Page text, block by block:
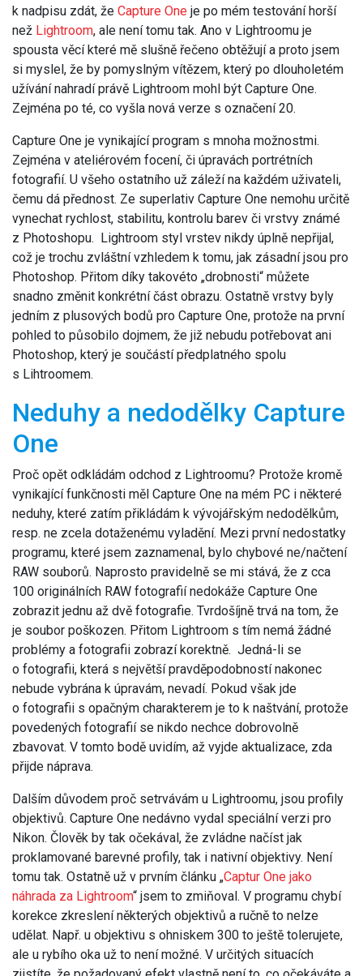
k nadpisu zdát, že Capture One je po mém testování horší
než Lightroom, ale není tomu tak. Ano v Lightroomu je
spousta věcí které mě slušně řečeno obtěžují a proto jsem
si myslel, že by pomyslným vítězem, který po dlouholetém
užívání nahradí právě Lightroom mohl být Capture One.
Zejména po té, co vyšla nová verze s označení 20.
Capture One je vynikající program s mnoha možnostmi.
Zejména v ateliérovém focení, či úpravách portrétních
fotografií. U všeho ostatního už záleží na každém uživateli,
čemu dá přednost. Ze superlativ Capture One nemohu určitě
vynechat rychlost, stabilitu, kontrolu barev či vrstvy známé
z Photoshopu. Lightroom styl vrstev nikdy úplně nepřijal,
což je trochu zvláštní vzhledem k tomu, jak zásadní jsou pro
Photoshop. Přitom díky takovéto „drobnosti“ můžete
snadno změnit konkrétní část obrazu. Ostatně vrstvy byly
jedním z plusových bodů pro Capture One, protože na první
pohled to působilo dojmem, že již nebudu potřebovat ani
Photoshop, který je součástí předplatného spolu
s Lihtroomem.
Neduhy a nedodělky Capture
One
Proč opět odkládám odchod z Lightroomu? Protože kromě
vynikající funkčnosti měl Capture One na mém PC i některé
neduhy, které zatím přikládám k vývojářským nedodělkům,
resp. ne zcela dotaženému vyladění. Mezi první nedostatky
programu, které jsem zaznamenal, bylo chybové ne/načtení
RAW souborů. Naprosto pravidelně se mi stává, že z cca
100 originálních RAW fotografií nedokáže Capture One
zobrazit jednu až dvě fotografie. Tvrdošíjně trvá na tom, že
je soubor poškozen. Přitom Lightroom s tím nemá žádné
problémy a fotografii zobrazí korektně. Jedná-li se
o fotografii, která s největší pravděpodobností nakonec
nebude vybrána k úpravám, nevadí. Pokud však jde
o fotografii s opačným charakterem je to k naštvání, protože
povedených fotografií se nikdo nechce dobrovolně
zbavovat. V tomto bodě uvidím, až vyjde aktualizace, zda
přijde náprava.
Dalším důvodem proč setrvávám u Lightroomu, jsou profily
objektivů. Capture One nedávno vydal speciální verzi pro
Nikon. Člověk by tak očekával, že zvládne načíst jak
proklamované barevné profily, tak i nativní objektivy. Není
tomu tak. Ostatně už v prvním článku „Captur One jako
náhrada za Lightroom“ jsem to zmiňoval. V programu chybí
korekce zkreslení některých objektivů a ručně to nelze
udělat. Např. u objektivu s ohniskem 300 to ještě tolerujete,
ale u rybího oka už to není možné. V určitých situacích